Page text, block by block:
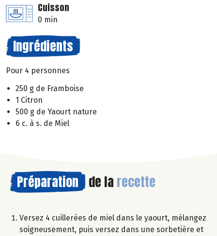
Cuisson
0 min
Ingrédients
Pour 4 personnes
250 g de Framboise
1 Citron
500 g de Yaourt nature
6 c. à s. de Miel
Préparation de la recette
Versez 4 cuillerées de miel dans le yaourt, mélangez
soigneusement, puis versez dans une sorbetière et